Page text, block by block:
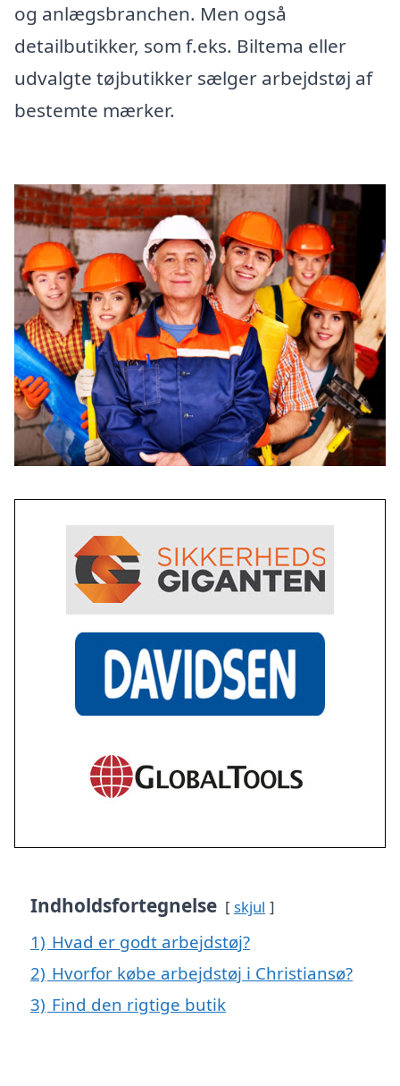
og anlægsbranchen. Men også
detailbutikker, som f.eks. Biltema eller
udvalgte tøjbutikker sælger arbejdstøj af
bestemte mærker.
Indholdsfortegnelse skjul
1) Hvad er godt arbejdstøj?
2) Hvorfor købe arbejdstøj i Christiansø?
3) Find den rigtige butik